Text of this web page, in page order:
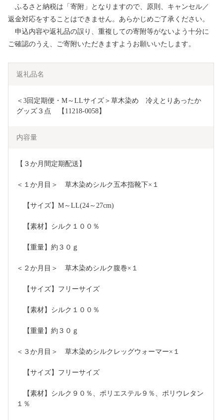
ふるさと納税は「寄附」となりますので、原則、キャンセル／
返金対応をすることはできません。あらかじめご了承ください。
申込内容や返礼品の誤り、重複しての寄附等がないよう十分に
ご確認のうえ、ご寄附いただきますようお願いいたします。
返礼品名
＜3回定期便・M～LLサイズ＞草木染め　冷えとりあったか
グッズ３点　【11218-0058】
内容量
【３か月間定期配送】
＜１か月目＞　草木染めシルク五本指靴下×１
【サイズ】M～LL(24～27cm)
【素材】シルク１００％
【重量】約３０ｇ
＜２か月目＞　草木染めシルク腹巻×１
【サイズ】フリーサイズ
【素材】シルク１００％
【重量】約３０ｇ
＜３か月目＞　草木染めシルクレッグウォーマー×１
【サイズ】フリーサイズ
【素材】シルク９０％、ポリエステル９％、ポリウレタン
１％